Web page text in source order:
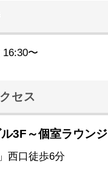
〜
セス
3F～個室ラウンジ
西口徒歩6分